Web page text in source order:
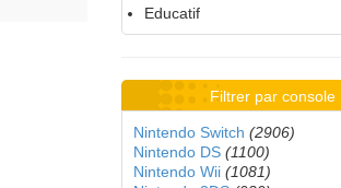
Educatif
Filtrer par console
Nintendo Switch (2906)
Nintendo DS (1100)
Nintendo Wii (1081)